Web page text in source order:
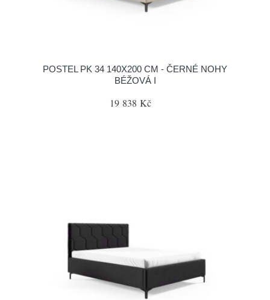
POSTEL PK 34 140X200 CM - ČERNÉ NOHY
BÉŽOVÁ I
19 838 Kč